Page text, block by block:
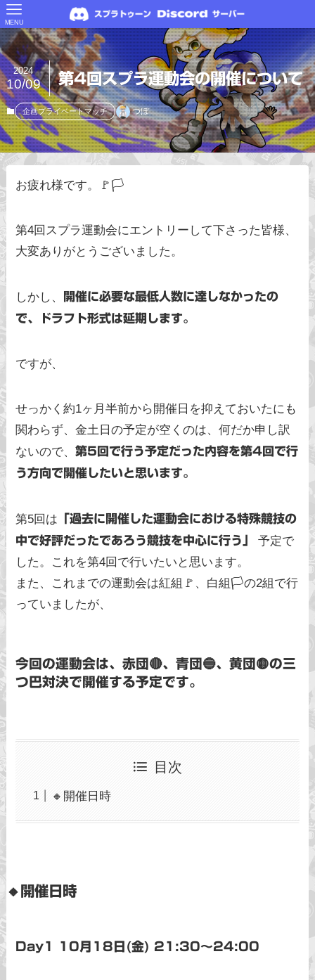
MENU
第4回スプラ運動会の開催について
2024
10/09
企画プライベートマッチ つぼ
お疲れ様です。🚩🏳️
第4回スプラ運動会にエントリーして下さった皆様、
大変ありがとうございました。
しかし、
開催に必要な最低人数に達しなかったの
で、ドラフト形式は延期します。
ですが、
せっかく約1ヶ月半前から開催日を抑えておいたにも
関わらず、金土日の予定が空くのは、何だか申し訳
ないので、第5回で行う予定だった内容を第4回で行
う方向で開催したいと思います。
第5回は 「過去に開催した運動会における特殊競技の
中で好評だったであろう競技を中心に行う」
予定で
した。これを第4回で行いたいと思います。
また、これまでの運動会は紅組🚩、白組🏳️の2組で行
っていましたが、
今回の運動会は、赤団🔴、青団🔵、黄団🟡の三
つ巴対決で開催する予定です。
目次
🔸開催日時
🔸開催日時
Day1 10月18日(金) 21:30〜24:00